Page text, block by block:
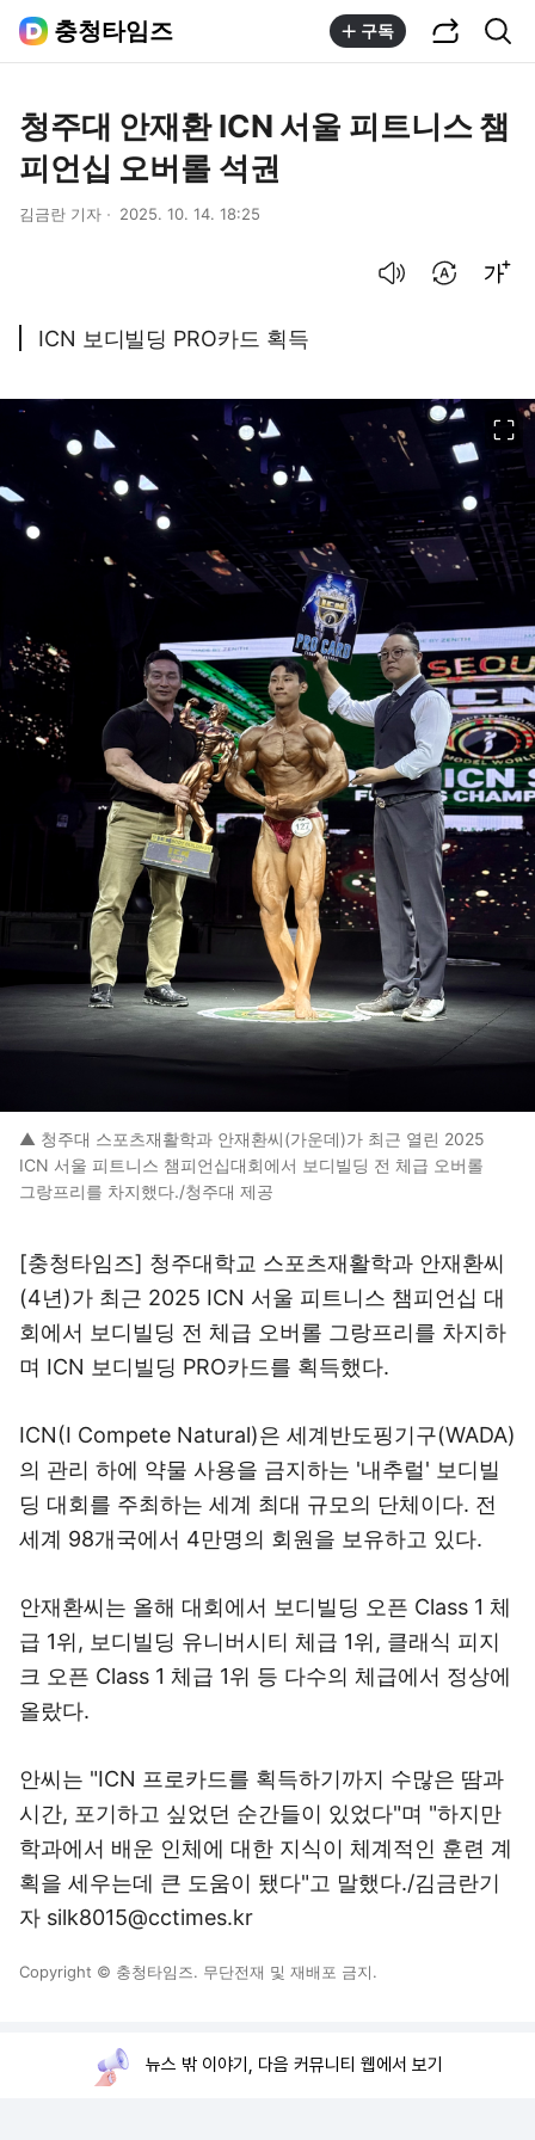
충청타임즈 구독
청주대 안재환 ICN 서울 피트니스 챔
피언십 오버롤 석권
김금란 기자 2025. 10. 14. 18:25
ICN 보디빌딩 PRO카드 획득
▲ 청주대 스포츠재활학과 안재환씨(가운데)가 최근 열린 2025
ICN 서울 피트니스 챔피언십대회에서 보디빌딩 전 체급 오버롤
그랑프리를 차지했다./청주대 제공
[충청타임즈] 청주대학교 스포츠재활학과 안재환씨
(4년)가 최근 2025 ICN 서울 피트니스 챔피언십 대
회에서 보디빌딩 전 체급 오버롤 그랑프리를 차지하
며 ICN 보디빌딩 PRO카드를 획득했다.
ICN(I Compete Natural)은 세계반도핑기구(WADA)
의 관리 하에 약물 사용을 금지하는 '내추럴' 보디빌
딩 대회를 주최하는 세계 최대 규모의 단체이다. 전
세계 98개국에서 4만명의 회원을 보유하고 있다.
안재환씨는 올해 대회에서 보디빌딩 오픈 Class 1 체
급 1위, 보디빌딩 유니버시티 체급 1위, 클래식 피지
크 오픈 Class 1 체급 1위 등 다수의 체급에서 정상에
올랐다.
안씨는 "ICN 프로카드를 획득하기까지 수많은 땀과
시간, 포기하고 싶었던 순간들이 있었다"며 "하지만
학과에서 배운 인체에 대한 지식이 체계적인 훈련 계
획을 세우는데 큰 도움이 됐다"고 말했다./김금란기
자 silk8015@cctimes.kr
Copyright © 충청타임즈. 무단전재 및 재배포 금지.
뉴스 밖 이야기, 다음 커뮤니티 웹에서 보기